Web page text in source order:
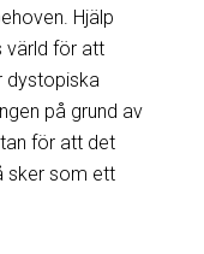
Hjälp
värld för att
dystopiska
på grund av
för att det
sker som ett